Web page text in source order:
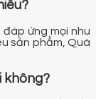
ứng mọi nhu
sản phẩm, Quà
không?